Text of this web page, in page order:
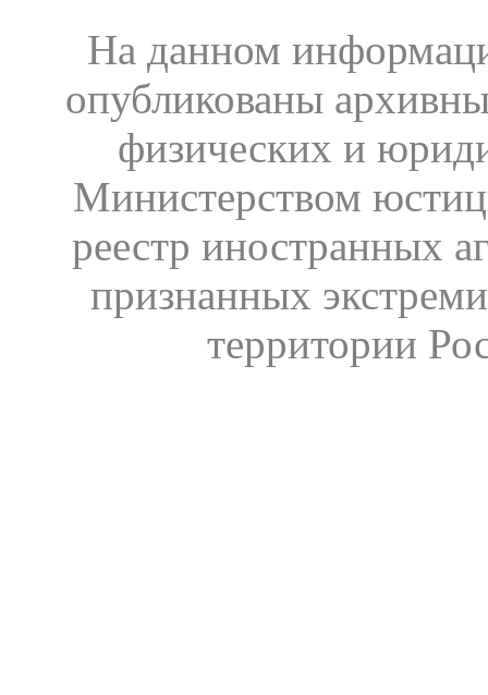
На данном
опубликованы
физических и
Министерством
реестр иностранных
признанных
территории